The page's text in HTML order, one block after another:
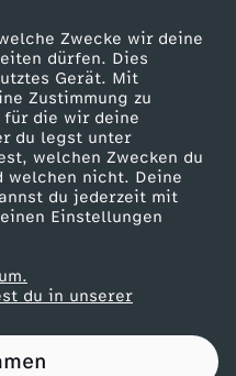
Zwecke wir deine
dürfen. Dies
Gerät. Mit
Zustimmung zu
die wir deine
du legst unter
welchen Zwecken du
welchen nicht. Deine
du jederzeit mit
Einstellungen
du in unserer